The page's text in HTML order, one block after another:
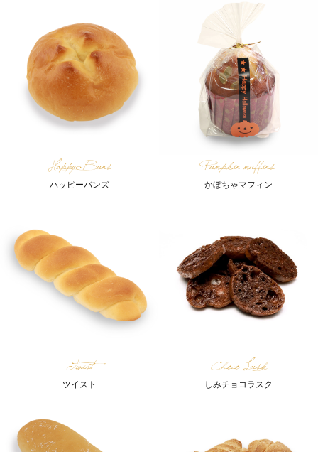
Happy Buns
ハッピーバンズ
Pumpkin muffins
かぼちゃマフィン
Twist
ツイスト
Choco Lusk
しみチョコラスク